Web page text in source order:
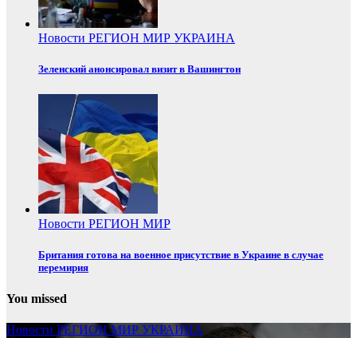
Новости РЕГИОН МИР УКРАИНА
Зеленский анонсировал визит в Вашингтон
Новости РЕГИОН МИР
Британия готова на военное присутствие в Украине в случае
перемирия
You missed
Новости РЕГИОНМИР УКРАИНА